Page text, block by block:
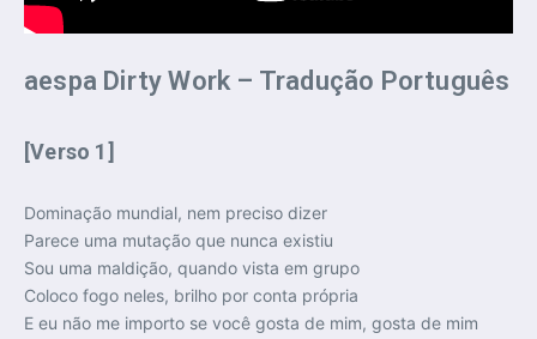
aespa Dirty Work – Tradução Português
[Verso 1]
Dominação mundial, nem preciso dizer
Parece uma mutação que nunca existiu
Sou uma maldição, quando vista em grupo
Coloco fogo neles, brilho por conta própria
E eu não me importo se você gosta de mim, gosta de mim